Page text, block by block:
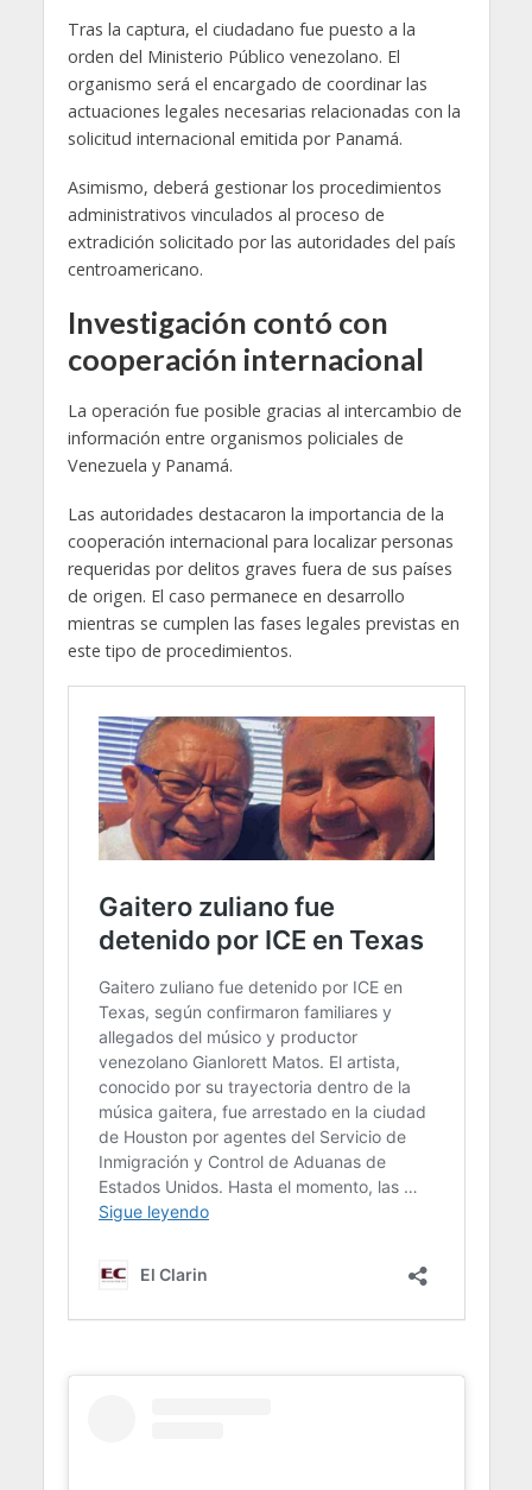
Tras la captura, el ciudadano fue puesto a la
orden del Ministerio Público venezolano. El
organismo será el encargado de coordinar las
actuaciones legales necesarias relacionadas con la
solicitud internacional emitida por Panamá.
Asimismo, deberá gestionar los procedimientos
administrativos vinculados al proceso de
extradición solicitado por las autoridades del país
centroamericano.
Investigación contó con
cooperación internacional
La operación fue posible gracias al intercambio de
información entre organismos policiales de
Venezuela y Panamá.
Las autoridades destacaron la importancia de la
cooperación internacional para localizar personas
requeridas por delitos graves fuera de sus países
de origen. El caso permanece en desarrollo
mientras se cumplen las fases legales previstas en
este tipo de procedimientos.